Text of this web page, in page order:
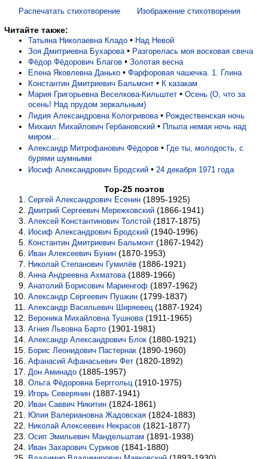
Распечатать стихотворение Изображение стихотворения
Читайте также:
Татьяна Николаевна Кладо • Над Невой
Зоя Дмитриевна Бухарова • Разгорелась моя восковая свеча
Фёдор Фёдорович Благов • Золотая весна
Елена Яковлевна Данько • Фарфоровая чашечка. 1. Глина
Константин Дмитриевич Бальмонт • К казакам
Мария Григорьевна Веселкова-Кильштет • Осень (О, что за
осень! Над прудом зеркальным)
Лидия Александровна Кологривова • Рождественская ночь
Михаил Михайлович Гербановский • Плыла немая ночь над
миром…
Александр Митрофанович Фёдоров • Где ты, молодость, с
бурями шумными
Иосиф Александрович Бродский • 24 декабря 1971 года
Top-25 поэтов
Сергей Александрович Есенин (1895-1925)
Дмитрий Сергеевич Мережковский (1866-1941)
Алексей Константинович Толстой (1817-1875)
Иосиф Александрович Бродский (1940-1996)
Константин Дмитриевич Бальмонт (1867-1942)
Иван Алексеевич Бунин (1870-1953)
Николай Степанович Гумилёв (1886-1921)
Анна Андреевна Ахматова (1889-1966)
Анатолий Борисович Мариенгоф (1897-1962)
Александр Сергеевич Пушкин (1799-1837)
Александр Васильевич Ширяевец (1887-1924)
Вероника Михайловна Тушнова (1911-1965)
Агния Львовна Барто (1901-1981)
Александр Александрович Блок (1880-1921)
Борис Леонидович Пастернак (1890-1960)
Афанасий Афанасьевич Фет (1820-1892)
Дон Аминадо (1885-1957)
Ольга Фёдоровна Берггольц (1910-1975)
Игорь Северянин (1887-1941)
Иван Саввич Никитин (1824-1861)
Юлия Валериановна Жадовская (1824-1883)
Николай Алексеевич Некрасов (1821-1877)
Осип Эмильевич Мандельштам (1891-1938)
Иван Захарович Суриков (1841-1880)